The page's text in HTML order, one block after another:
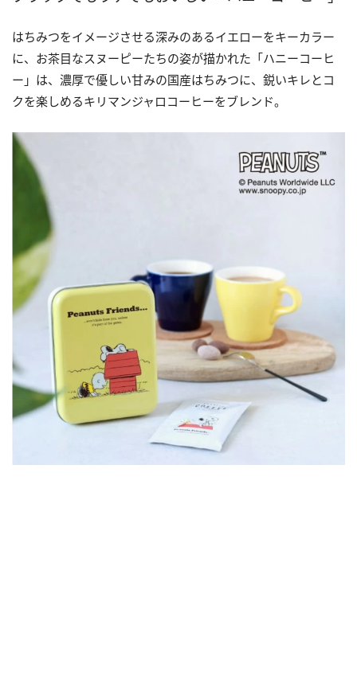
はちみつをイメージさせる深みのあるイエローをキーカラー
に、お茶目なスヌーピーたちの姿が描かれた「ハニーコーヒ
ー」は、濃厚で優しい甘みの国産はちみつに、鋭いキレとコ
クを楽しめるキリマンジャロコーヒーをブレンド。